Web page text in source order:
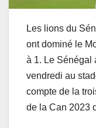
Les lions du
ont dominé le
à 1. Le Sénégal
vendredi au
compte de la
de la Can 2023